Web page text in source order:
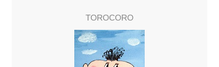
TOROCORO